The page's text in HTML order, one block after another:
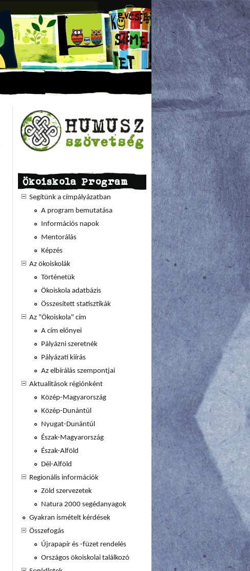
Ökoiskola Program
Segítünk a címpályázatban
A program bemutatása
Információs napok
Mentorálás
Képzés
Az ökoiskolák
Történetük
Ökoiskola adatbázis
Összesített statisztikák
Az "Ökoiskola" cím
A cím előnyei
Pályázni szeretnék
Pályázati kiírás
Az elbírálás szempontjai
Aktualitások régiónként
Közép-Magyarország
Közép-Dunántúl
Nyugat-Dunántúl
Észak-Magyarország
Észak-Alföld
Dél-Alföld
Regionális információk
Zöld szervezetek
Natura 2000 segédanyagok
Gyakran ismételt kérdések
Összefogás
Újrapapír és -füzet rendelés
Országos ökoiskolai találkozó